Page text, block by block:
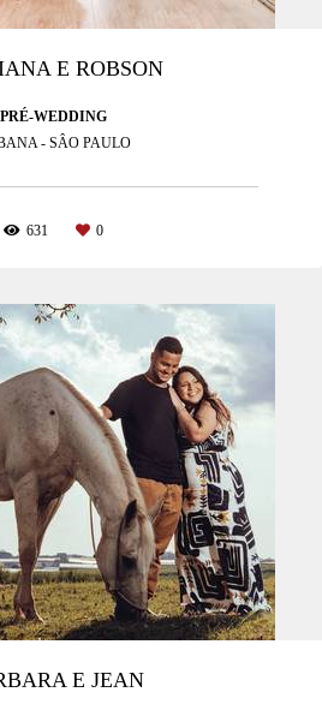
E ROBSON
PRÉ-WEDDING
- SÂO PAULO
631 0
E JEAN